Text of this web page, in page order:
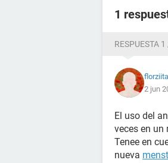
1
RESPUESTA 1
florziita
2 jun
El uso del
veces en un
Tenee en
nueva